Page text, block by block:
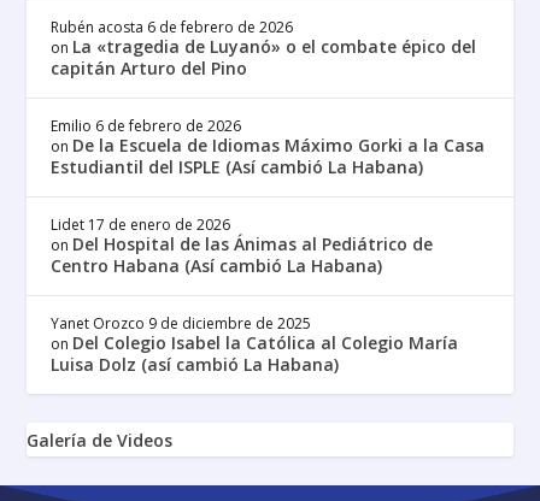
Rubén acosta 6 de febrero de 2026
on La «tragedia de Luyanó» o el combate épico del
capitán Arturo del Pino
Emilio 6 de febrero de 2026
on De la Escuela de Idiomas Máximo Gorki a la Casa
Estudiantil del ISPLE (Así cambió La Habana)
Lidet 17 de enero de 2026
on Del Hospital de las Ánimas al Pediátrico de
Centro Habana (Así cambió La Habana)
Yanet Orozco 9 de diciembre de 2025
on Del Colegio Isabel la Católica al Colegio María
Luisa Dolz (así cambió La Habana)
Galería de Videos